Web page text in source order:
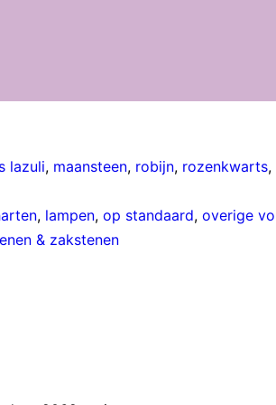
lazuli, maansteen, robijn, rozenkwarts,
, lampen, op standaard, overige
& zakstenen